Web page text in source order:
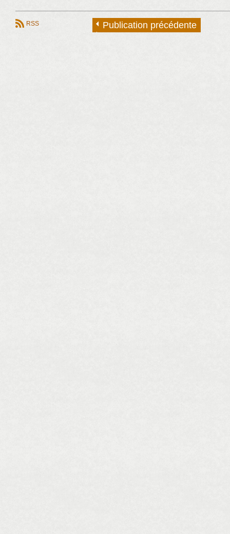
RSS Publication précédente